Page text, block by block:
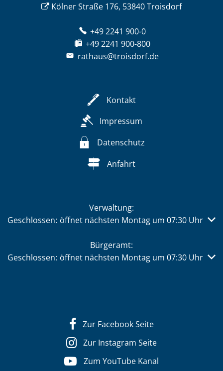
Kölner Straße 176, 53840 Troisdorf
+49 2241 900-0
+49 2241 900-800
rathaus@troisdorf.de
Kontakt
Impressum
Datenschutz
Anfahrt
Verwaltung:
Klicken, um weitere Öffnungs- oder Schließzeiten
Geschlossen: öffnet nächsten Montag um 07:30 Uhr
Bürgeramt:
Klicken, um weitere Öffnungs- oder Schließzeiten
Geschlossen: öffnet nächsten Montag um 07:30 Uhr
Zur Facebook Seite
Zur Instagram Seite
Zum YouTube Kanal